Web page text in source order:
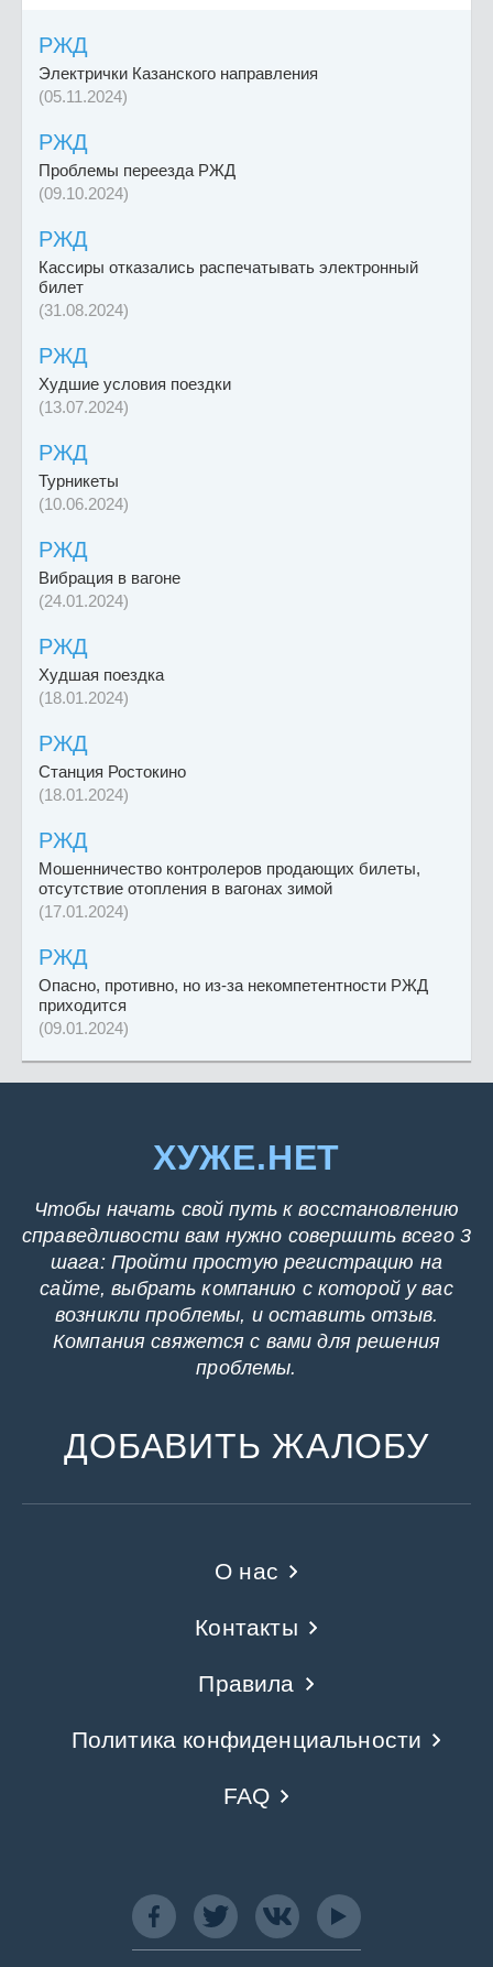
РЖД
Электрички Казанского направления
(05.11.2024)
РЖД
Проблемы переезда РЖД
(09.10.2024)
РЖД
Кассиры отказались распечатывать электронный
билет
(31.08.2024)
РЖД
Худшие условия поездки
(13.07.2024)
РЖД
Турникеты
(10.06.2024)
РЖД
Вибрация в вагоне
(24.01.2024)
РЖД
Худшая поездка
(18.01.2024)
РЖД
Станция Ростокино
(18.01.2024)
РЖД
Мошенничество контролеров продающих билеты,
отсутствие отопления в вагонах зимой
(17.01.2024)
РЖД
Опасно, противно, но из-за некомпетентности РЖД
приходится
(09.01.2024)
ХУЖЕ.НЕТ
Чтобы начать свой путь к восстановлению
справедливости вам нужно совершить всего 3
шага: Пройти простую регистрацию на
сайте, выбрать компанию с которой у вас
возникли проблемы, и оставить отзыв.
Компания свяжется с вами для решения
проблемы.
ДОБАВИТЬ ЖАЛОБУ
О нас
Контакты
Правила
Политика конфиденциальности
FAQ